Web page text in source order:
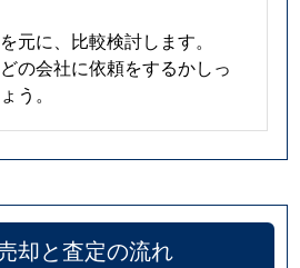
元に、比較検討します。
の会社に依頼をするかしっ
う。
却と査定の流れ